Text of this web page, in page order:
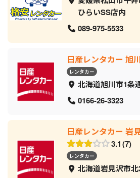
ひらいSS店内
089-975-5533
日産レンタカー 旭
レンタカー
北海道旭川市1条
0166-26-3323
日産レンタカー 岩
3.1 7
レンタカー
北海道岩見沢市